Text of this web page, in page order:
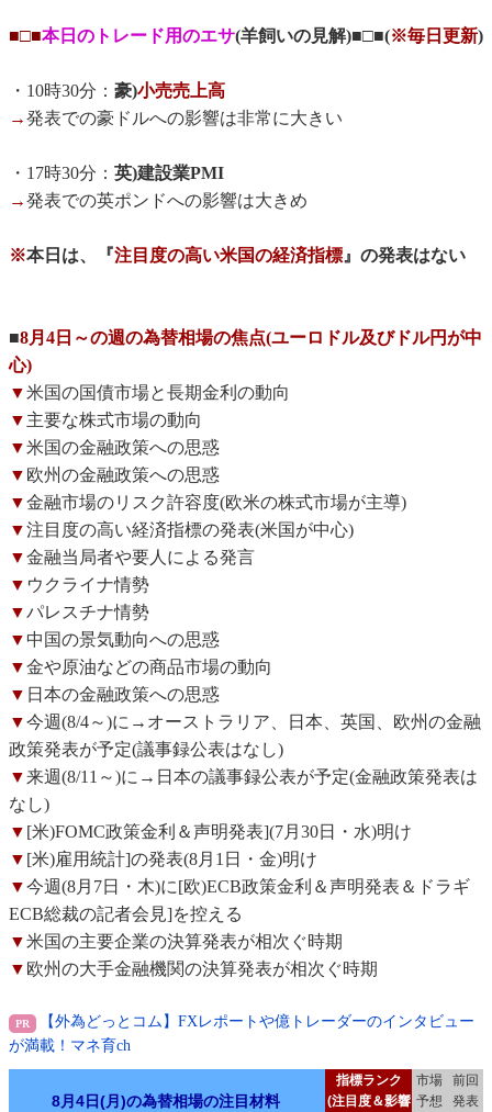
■□■本日のトレード用のエサ(羊飼いの見解)■□■(※毎日更新)
・10時30分： 豪)小売売上高
→発表での豪ドルへの影響は非常に大きい
・17時30分： 英)建設業PMI
→発表での英ポンドへの影響は大きめ
※本日は、『注目度の高い米国の経済指標』の発表はない
■8月4日～の週の為替相場の焦点(ユーロドル及びドル円が中
心)
▼米国の国債市場と長期金利の動向
▼ 主要な株式市場の動向
▼米国の金融政策への思惑
▼ 欧州の金融政策への思惑
▼金融市場のリスク許容度(欧米の株式市場が主導)
▼注目度の高い経済指標の発表(米国が中心)
▼金融当局者や要人による発言
▼ ウクライナ情勢
▼パレスチナ情勢
▼ 中国の景気動向への思惑
▼金や原油などの商品市場の動向
▼ 日本の金融政策への思惑
▼今週(8/4～)に→オーストラリア、日本、英国、欧州の金融
政策発表が予定(議事録公表はなし)
▼来週(8/11～)に→日本の議事録公表が予定(金融政策発表は
なし)
▼ [米)FOMC政策金利＆声明発表](7月30日・水)明け
▼ [米)雇用統計]の発表(8月1日・金)明け
▼今週(8月7日・木)に[欧)ECB政策金利＆声明発表＆ドラギ
ECB総裁の記者会見]を控える
▼米国の主要企業の決算発表が相次ぐ時期
▼ 欧州の大手金融機関の決算発表が相次ぐ時期
【外為どっとコム】FXレポートや億トレーダーのインタビュー
が満載！マネ育ch
8月4日(月)の為替相場の注目材料
指標ランク
(注目度＆影響
市場
予想
前回
発表